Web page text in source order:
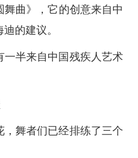
曲》，它的创意来自中
的建议。
一半来自中国残疾人艺术
，舞者们已经排练了三个